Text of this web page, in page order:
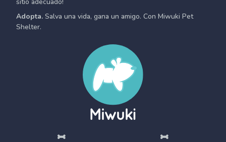
Adopta. Salva una vida, gana un amigo. Con Miwuki Pet
Shelter.